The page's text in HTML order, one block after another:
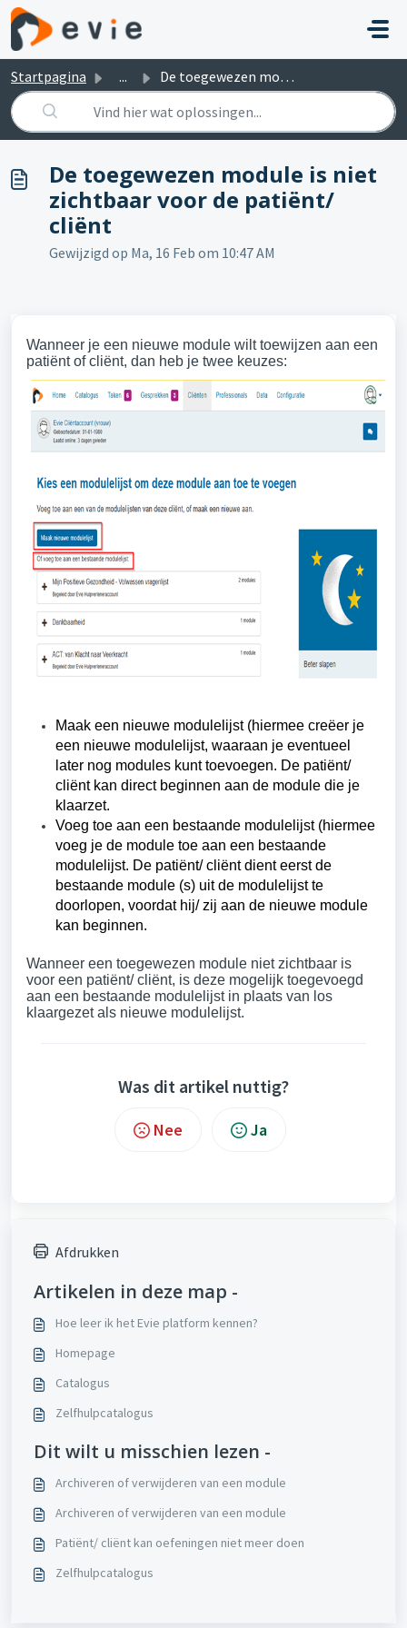
Doorgaan naar hoofdinhoud
Startpagina ... De toegewezen module is niet zichtbaar voor de patiënt/ c...
De toegewezen module is niet
zichtbaar voor de patiënt/
cliënt
Gewijzigd op Ma, 16 Feb om 10:47 AM
Wanneer je een nieuwe module wilt toewijzen aan een
patiënt of cliënt, dan heb je twee keuzes:
Maak een nieuwe modulelijst (hiermee creëer je
een nieuwe modulelijst, waaraan je eventueel
later nog modules kunt toevoegen. De patiënt/
cliënt kan direct beginnen aan de module die je
klaarzet.
Voeg toe aan een bestaande modulelijst (hiermee
voeg je de module toe aan een bestaande
modulelijst. De patiënt/ cliënt dient eerst de
bestaande module (s) uit de modulelijst te
doorlopen, voordat hij/ zij aan de nieuwe module
kan beginnen.
Wanneer een toegewezen module niet zichtbaar is
voor een patiënt/ cliënt, is deze mogelijk toegevoegd
aan een bestaande modulelijst in plaats van los
klaargezet als nieuwe modulelijst.
Was dit artikel nuttig?
Nee Ja
Afdrukken
Artikelen in deze map -
Hoe leer ik het Evie platform kennen?
Homepage
Catalogus
Zelfhulpcatalogus
Dit wilt u misschien lezen -
Archiveren of verwijderen van een module
Archiveren of verwijderen van een module
Patiënt/ cliënt kan oefeningen niet meer doen
Zelfhulpcatalogus